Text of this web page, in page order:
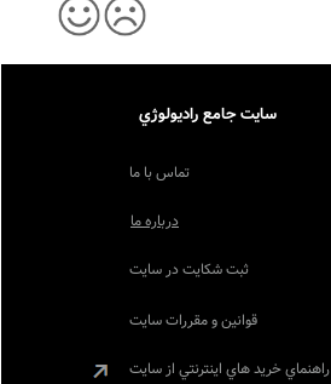
تماس با ما
ثبت شکايت در سايت
قوانين و مقررات سايت
راهنماي خريد هاي اينترنتي از سايت
سايت جامع راديولوژي
درباره ما